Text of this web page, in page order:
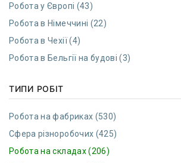
Робота у Європі (43)
Робота в Німеччині (22)
Робота в Чехії (4)
Робота в Бельгії на будові (3)
ТИПИ РОБІТ
Робота на фабриках (530)
Сфера різноробочих (425)
Робота на складах (206)